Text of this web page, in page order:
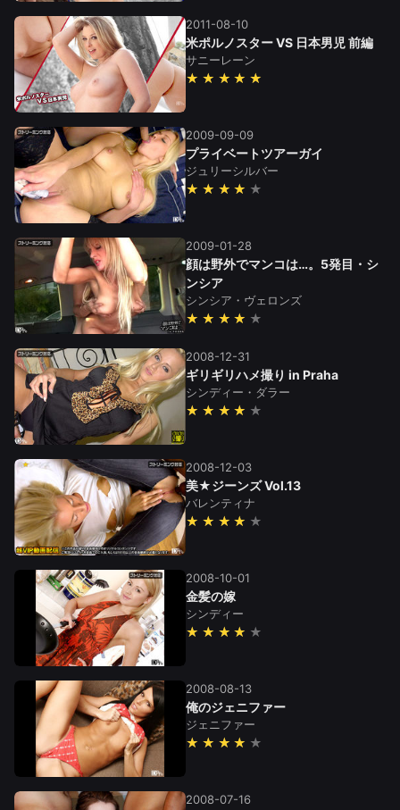
2011-08-10
米ポルノスター VS 日本男児 前編
サニーレーン
★★★★★
2009-09-09
プライベートツアーガイ
ジュリーシルバー
★★★★
2009-01-28
顔は野外でマンコは…。5発目・シ
ンシア
シンシア・ヴェロンズ
★★★★
2008-12-31
ギリギリハメ撮り in Praha
シンディー・ダラー
★★★★
2008-12-03
美★ジーンズ Vol.13
バレンティナ
★★★★
2008-10-01
金髪の嫁
シンディー
★★★★
2008-08-13
俺のジェニファー
ジェニファー
★★★★
2008-07-16